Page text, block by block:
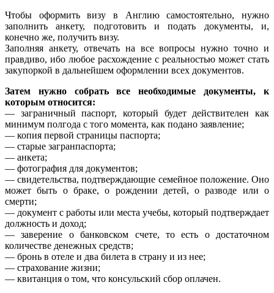
Чтобы оформить визу в Англию самостоятельно, нужно
заполнить анкету, подготовить и подать документы, и,
конечно же, получить визу.
Заполняя анкету, отвечать на все вопросы нужно точно и
правдиво, ибо любое расхождение с реальностью может стать
закупоркой в дальнейшем оформлении всех документов.
Затем нужно собрать все необходимые документы, к
которым относится:
— заграничный паспорт, который будет действителен как
минимум полгода с того момента, как подано заявление;
— копия первой страницы паспорта;
— старые загранпаспорта;
— анкета;
— фотография для документов;
— свидетельства, подтверждающие семейное положение. Оно
может быть о браке, о рождении детей, о разводе или о
смерти;
— документ с работы или места учебы, который подтверждает
должность и доход;
— заверение о банковском счете, то есть о достаточном
количестве денежных средств;
— бронь в отеле и два билета в страну и из нее;
— страхование жизни;
— квитанция о том, что консульский сбор оплачен.